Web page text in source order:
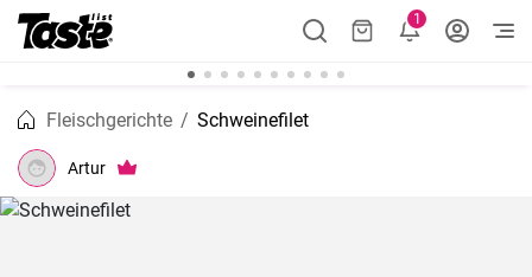
1
Fleischgerichte Schweinefilet
Artur